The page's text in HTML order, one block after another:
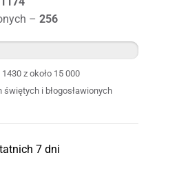
– 256
1430 z około 15 000
świętych i błogosławionych
7 dni